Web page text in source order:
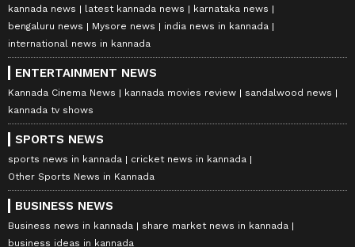
kannada news latest kannada news
karnataka news
bengaluru news
Mysore news
india news in kannada
international news in kannada
ENTERTAINMENT NEWS
Kannada Cinema News kannada movies review
sandalwood news
kannada tv shows
SPORTS NEWS
sports news in kannada
cricket news in kannada
Other Sports News in Kannada
BUSINESS NEWS
Business news in kannada
share market news in kannada
business ideas in kannada